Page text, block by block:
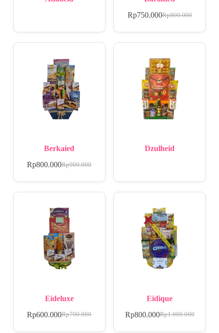
Rp800.000
Rp750.000
Berkaied
Rp900.000
Rp800.000
Dzulheid
Eideluxe
Rp700.000
Rp600.000
Eidique
Rp1.000.000
Rp800.000